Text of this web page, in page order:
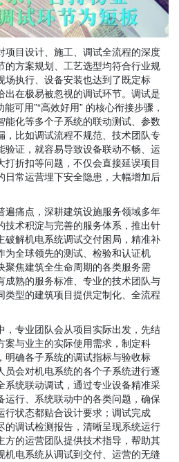
项目设计、施工、调试全流程的深度
的方案规划、工艺选型均符合行业规
场执行、设备安装也达到了既定标
出在极易被忽视的调试环节。调试是
可用”“高效好用” 的核心衔接步骤，
能化等多个子系统的联动测试、参数
，比如调试流程不规范、技术团队专
验证，就容易导致设备联动不畅、运
折扣等问题，不仅会直接延误项目
日常运营埋下安全隐患，大幅增加后
遍痛点，深耕建筑设施服务领域多年
技术积淀与完善的服务体系，推出针
破解机电系统调试交付困局，精准补
为全球领先的测试、检验和认证机
聚焦建筑全生命周期的各类服务需
成熟的服务标准、专业的技术团队与
类型的建筑项目提供定制化、全流程
，专业团队会从项目实际出发，先结
案与业主的实际使用需求，制定科
明确各子系统的调试指标与验收标
员会对机电系统的各个子系统进行逐
系统联动调试，通过专业设备精准采
运行、系统联动中的各类问题，确保
行状态都贴合设计要求；调试完成
的调试检测报告，清晰呈现系统运行
方的运营团队提供技术指导，帮助其
机电系统从调试到交付、运营的无缝